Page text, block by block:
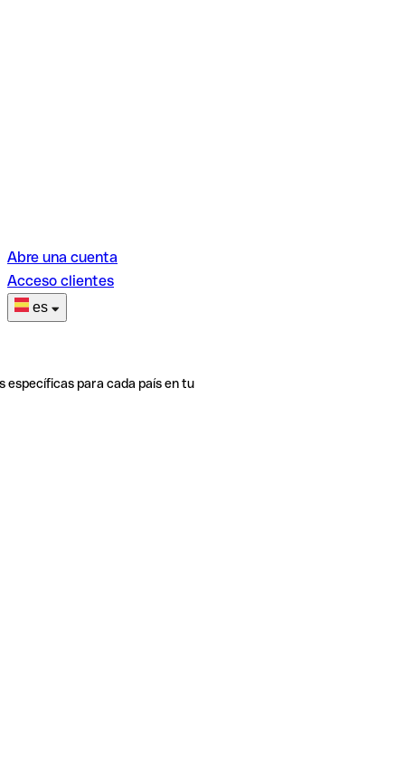
Abre una cuenta
Acceso clientes
es
específicas para cada país en tu